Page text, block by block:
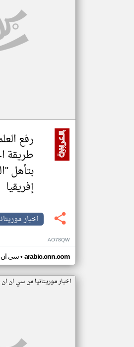
رفع
طريقة
بتأهل
إفريقيا
اخبار
AO78QW
سي ان• arabic.cnn.com
اخبار موريتانيا من سي ان